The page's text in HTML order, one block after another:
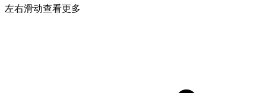
左右滑动查看更多